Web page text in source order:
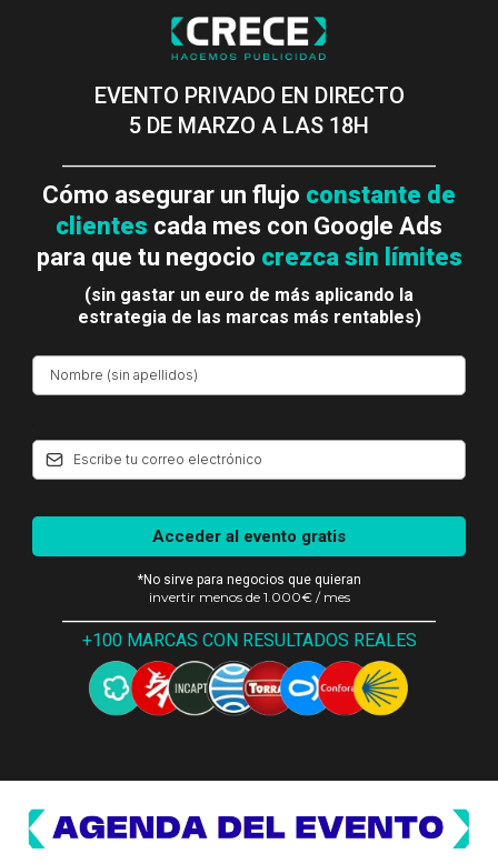
EVENTO PRIVADO EN DIRECTO
5 DE MARZO A LAS 18H
Cómo asegurar un flujo constante de
clientes cada mes con Google Ads
para que tu negocio crezca sin límites
(sin gastar un euro de más aplicando la
estrategia de las marcas más rentables)
Acceder al evento gratis
*No sirve para negocios que quieran
invertir menos de 1.000€ / mes
__________________________________________
+100 MARCAS CON RESULTADOS REALES